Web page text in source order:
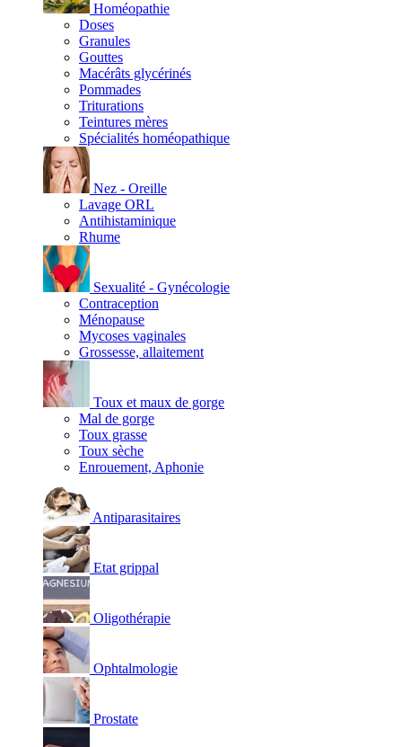
Homéopathie
Doses
Granules
Gouttes
Macérâts glycérinés
Pommades
Triturations
Teintures mères
Spécialités homéopathique
Nez - Oreille
Lavage ORL
Antihistaminique
Rhume
Sexualité - Gynécologie
Contraception
Ménopause
Mycoses vaginales
Grossesse, allaitement
Toux et maux de gorge
Mal de gorge
Toux grasse
Toux sèche
Enrouement, Aphonie
Antiparasitaires
Etat grippal
Oligothérapie
Ophtalmologie
Prostate